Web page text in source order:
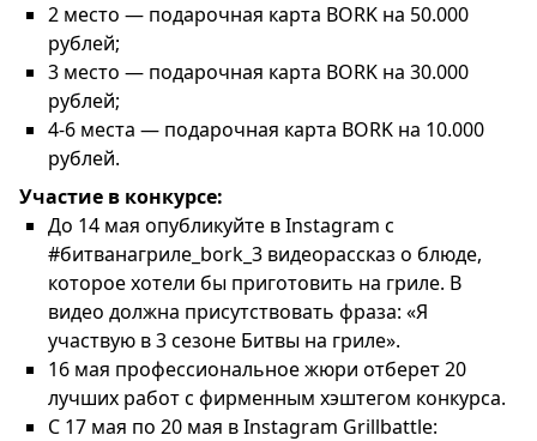
2 место — подарочная карта BORK на 50.000
рублей;
3 место — подарочная карта BORK на 30.000
рублей;
4-6 места — подарочная карта BORK на 10.000
рублей.
Участие в конкурсе:
До 14 мая опубликуйте в Instagram с
#битванагриле_bork_3 видеорассказ о блюде,
которое хотели бы приготовить на гриле. В
видео должна присутствовать фраза: «Я
участвую в 3 сезоне Битвы на гриле».
16 мая профессиональное жюри отберет 20
лучших работ с фирменным хэштегом конкурса.
С 17 мая по 20 мая в Instagram Grillbattle: